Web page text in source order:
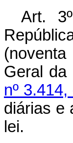
Art.
Geral
nº
diárias e
lei.